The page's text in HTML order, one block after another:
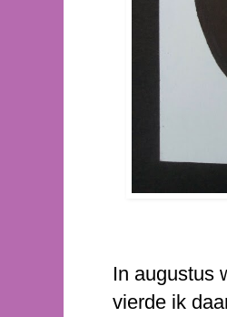
In augustus
vierde ik